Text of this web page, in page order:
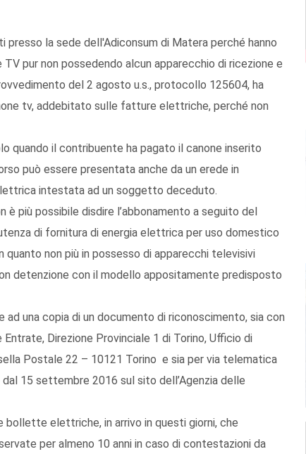
la sede dell'Adiconsum di Matera perché hanno
pur non possedendo alcun apparecchio di ricezione e
del 2 agosto u.s., protocollo 125604, ha
tv, addebitato sulle fatture elettriche, perché non
quando il contribuente ha pagato il canone inserito
può essere presentata anche da un erede in
intestata ad un soggetto deceduto.
è più possibile disdire l’abbonamento a seguito del
di fornitura di energia elettrica per uso domestico
quanto non più in possesso di apparecchi televisivi
detenzione con il modello appositamente predisposto
ad una copia di un documento di riconoscimento, sia con
Direzione Provinciale 1 di Torino, Ufficio di
Postale 22 – 10121 Torino e sia per via telematica
15 settembre 2016 sul sito dell’Agenzia delle
elettriche, in arrivo in questi giorni, che
per almeno 10 anni in caso di contestazioni da